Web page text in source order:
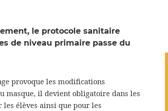
le protocole sanitaire
de niveau primaire passe du
provoque les modifications
masque, il devient obligatoire dans les
les élèves ainsi que pour les